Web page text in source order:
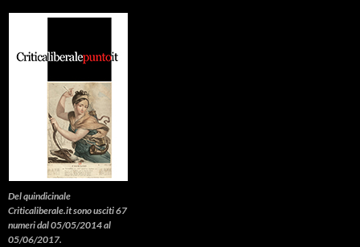
Del quindicinale
Criticaliberale.it sono usciti 67
numeri dal 05/05/2014 al
05/06/2017.